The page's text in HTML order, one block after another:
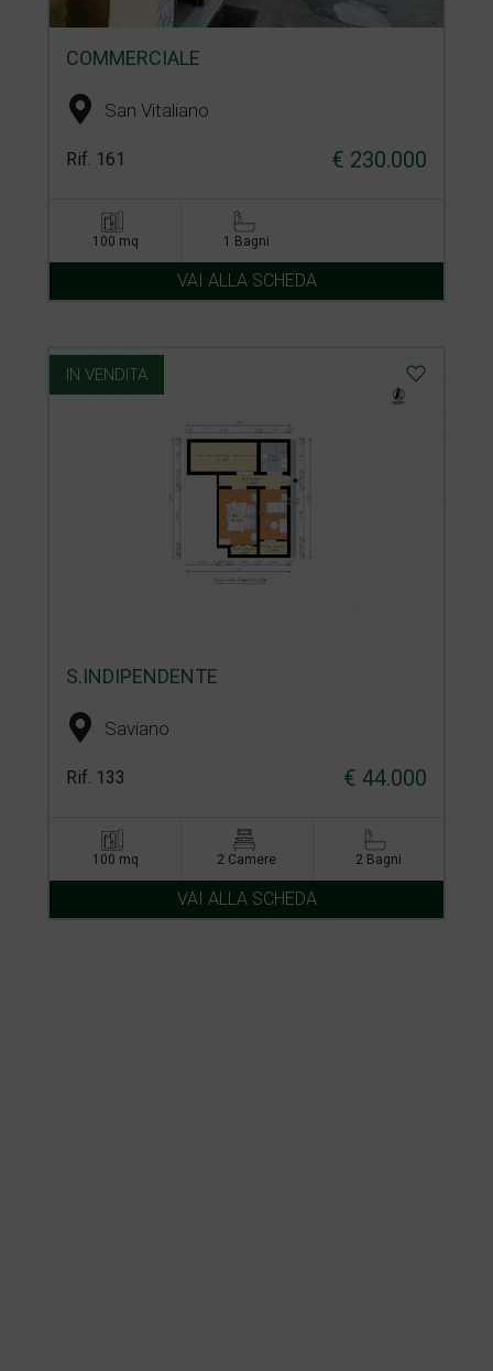
COMMERCIALE
San Vitaliano
Rif. 161 € 230.000
100 mq 1 Bagni
VAI ALLA SCHEDA
IN VENDITA
S.INDIPENDENTE
Saviano
Rif. 133 € 44.000
100 mq 2 Camere 2 Bagni
VAI ALLA SCHEDA